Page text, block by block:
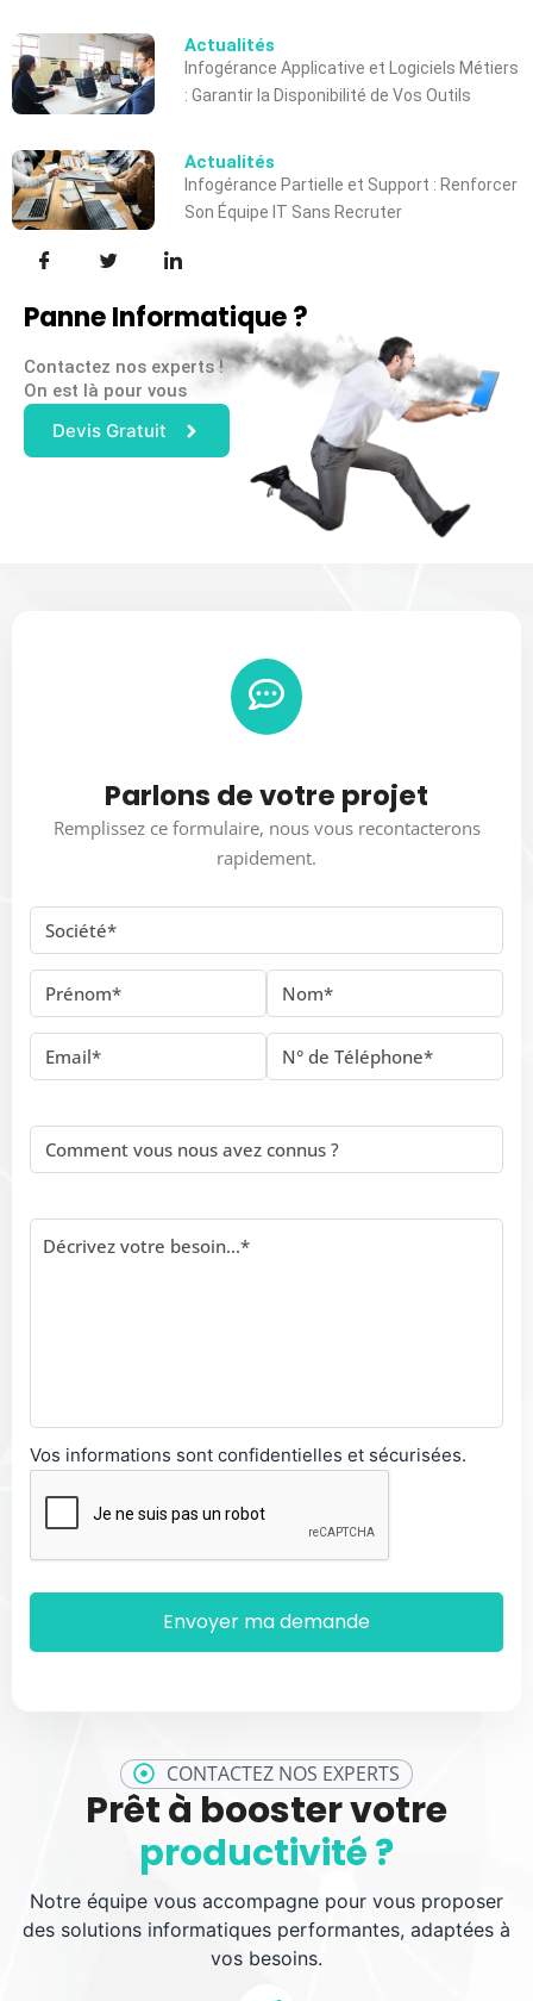
Actualités
Infogérance Applicative et Logiciels Métiers
: Garantir la Disponibilité de Vos Outils
Actualités
Infogérance Partielle et Support : Renforcer
Son Équipe IT Sans Recruter
Panne Informatique ?
Contactez nos experts !
On est là pour vous
Devis Gratuit
CONTACTEZ NOS EXPERTS
Prêt à booster votre
productivité ?
Notre équipe vous accompagne pour vous proposer
des solutions informatiques performantes, adaptées à
vos besoins.
Parlons de votre projet
Remplissez ce formulaire, nous vous recontacterons
rapidement.
Vos informations sont confidentielles et sécurisées.